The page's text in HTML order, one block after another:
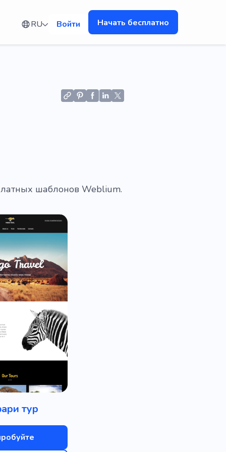
RU Войти Начать бесплатно
шаблонов Weblium.
тур